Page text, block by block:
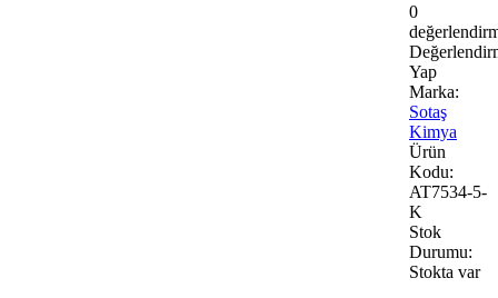
0
Yap
Marka:
Sotaş
Kimya
Ürün
Kodu:
AT7534-5-
K
Stok
Durumu:
Stokta var